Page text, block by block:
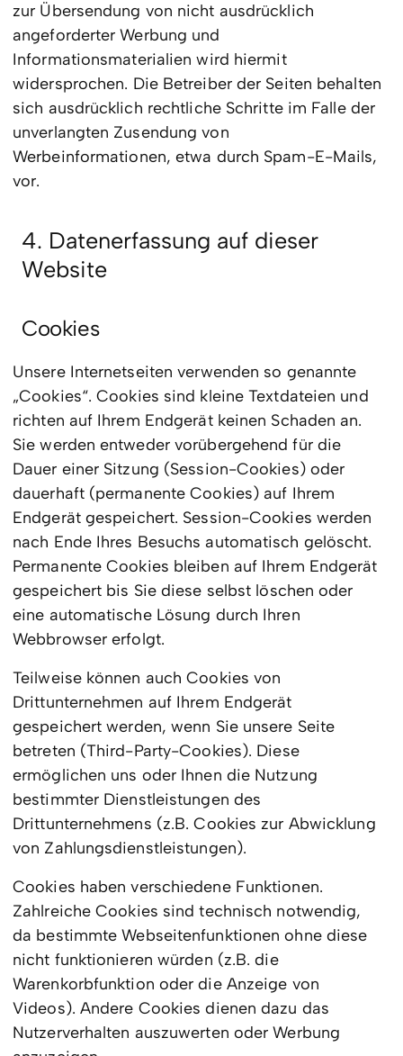
zur Übersendung von nicht ausdrücklich
angeforderter Werbung und
Informationsmaterialien wird hiermit
widersprochen. Die Betreiber der Seiten behalten
sich ausdrücklich rechtliche Schritte im Falle der
unverlangten Zusendung von
Werbeinformationen, etwa durch Spam-E-Mails,
vor.
4. Datenerfassung auf dieser
Website
Cookies
Unsere Internetseiten verwenden so genannte
„Cookies“. Cookies sind kleine Textdateien und
richten auf Ihrem Endgerät keinen Schaden an.
Sie werden entweder vorübergehend für die
Dauer einer Sitzung (Session-Cookies) oder
dauerhaft (permanente Cookies) auf Ihrem
Endgerät gespeichert. Session-Cookies werden
nach Ende Ihres Besuchs automatisch gelöscht.
Permanente Cookies bleiben auf Ihrem Endgerät
gespeichert bis Sie diese selbst löschen oder
eine automatische Lösung durch Ihren
Webbrowser erfolgt.
Teilweise können auch Cookies von
Drittunternehmen auf Ihrem Endgerät
gespeichert werden, wenn Sie unsere Seite
betreten (Third-Party-Cookies). Diese
ermöglichen uns oder Ihnen die Nutzung
bestimmter Dienstleistungen des
Drittunternehmens (z.B. Cookies zur Abwicklung
von Zahlungsdienstleistungen).
Cookies haben verschiedene Funktionen.
Zahlreiche Cookies sind technisch notwendig,
da bestimmte Webseitenfunktionen ohne diese
nicht funktionieren würden (z.B. die
Warenkorbfunktion oder die Anzeige von
Videos). Andere Cookies dienen dazu das
Nutzerverhalten auszuwerten oder Werbung